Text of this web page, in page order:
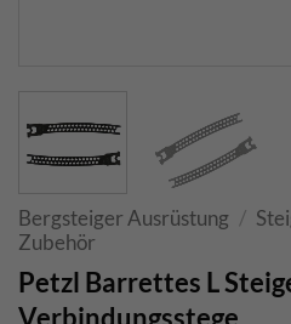
Bergsteiger Ausrüstung /
Zubehör
Petzl Barrettes L